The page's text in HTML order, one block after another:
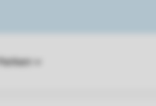
Parken